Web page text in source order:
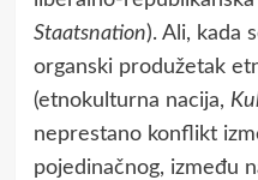
Staatsnation). Ali, kada
organski produžetak
(etnokulturna nacija,
neprestano konflikt
pojedinačnog, između